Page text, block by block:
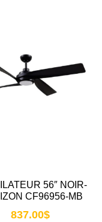
56″ NOIR-
CF96956-MB
837.00$